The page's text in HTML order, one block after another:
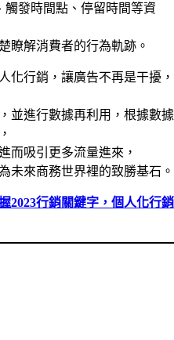
觸發時間點、停留時間等資
瞭解消費者的行為軌跡。
化行銷，讓廣告不再是干擾，
並進行數據再利用，根據數據
而吸引更多流量進來，
未來商務世界裡的致勝基石。
2023行銷關鍵字，個人化行銷